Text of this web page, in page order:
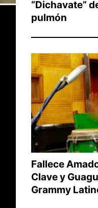
“Dichavate”
pulmón
Fallece
Clave y
Grammy